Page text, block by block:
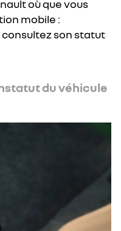
où que vous
mobile :
son statut
statut du véhicule